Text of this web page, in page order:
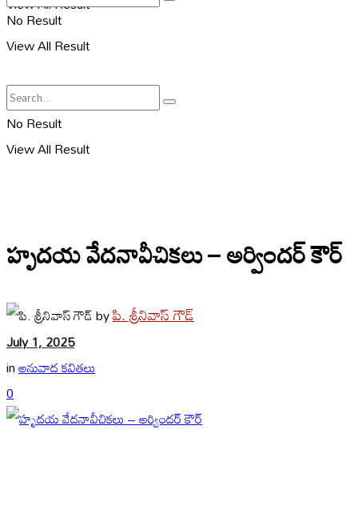
No Result
View All Result
No Result
View All Result
హృదయ వేదనావీచికలు – అర్విందర్ కౌర్
byపి. శ్రీనివాస్ గౌడ్
July 1, 2025
inఅనువాద కవితలు
0